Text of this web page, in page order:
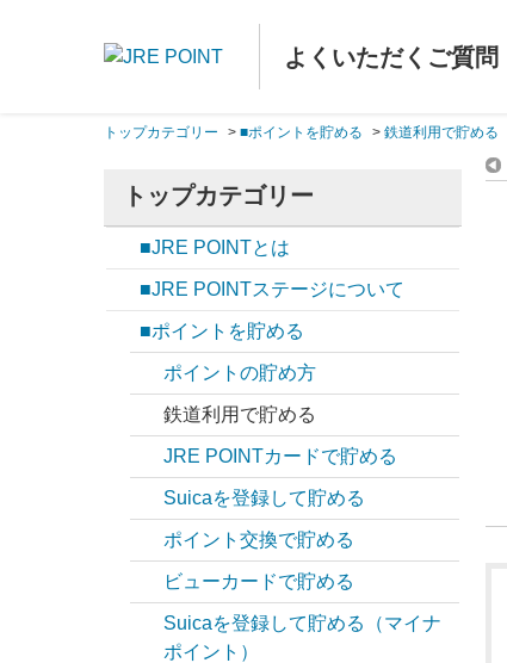
よくいただくご質問
トップカテゴリー > ■ポイントを貯める > 鉄道利用で貯める
トップカテゴリー
■JRE POINTとは
■JRE POINTステージについて
■ポイントを貯める
ポイントの貯め方
鉄道利用で貯める
JRE POINTカードで貯める
Suicaを登録して貯める
ポイント交換で貯める
ビューカードで貯める
Suicaを登録して貯める（マイナ
ポイント）